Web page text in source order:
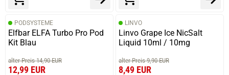
PODSYSTEME
Elfbar ELFA Turbo Pro Pod
Kit Blau
alter Preis 14,90 EUR
12,99 EUR
LINVO
Linvo Grape Ice NicSalt
Liquid 10ml / 10mg
alter Preis 9,90 EUR
8,49 EUR